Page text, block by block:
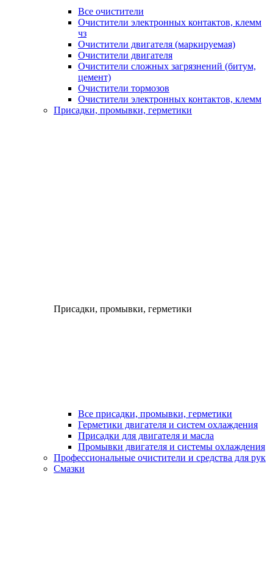
Все очистители
Очистители электронных контактов, клемм
чз
Очистители двигателя (маркируемая)
Очистители двигателя
Очистители сложных загрязнений (битум,
цемент)
Очистители тормозов
Очистители электронных контактов, клемм
Присадки, промывки, герметики
Присадки, промывки, герметики
Все присадки, промывки, герметики
Герметики двигателя и систем охлаждения
Присадки для двигателя и масла
Промывки двигателя и системы охлаждения
Профессиональные очистители и средства для рук
Смазки